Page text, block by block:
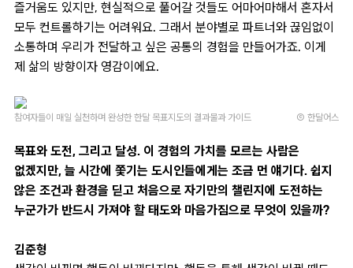
즐거움도 있지만, 현실적으로 풀어갈 것들도 어마어마해서 혼자서
모두 컨트롤하기는 어려워요. 그래서 분야별로 파트너와 끊임없이
소통하며 우리가 전달하고 싶은 공통의 경험을 만들어가죠. 이게
제 삶의 방향이자 영감이에요.
참여자들이 매일 실천하며 완성한 한달 목표지도의 결과물과 가이드 Ⓒ 한달어스
목표와 도전, 그리고 달성. 이 경험의 가치를 모르는 사람은
없겠지만, 늘 시간에 쫓기는 도시인들에게는 조금 먼 얘기다. 쉽지
않은 조건과 환경을 딛고 처음으로 자기만의 챌린지에 도전하는
누군가가 반드시 가져야 할 태도와 마음가짐으로 무엇이 있을까?
김준형